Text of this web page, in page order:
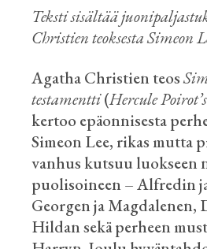
Teksti sisältää
Christien teoksestaSimeon
Agatha Christien teos
testamentti(HerculePoirot’s
kertoo epäonnisesta
Simeon Lee, rikas mutta
vanhus kutsuu luokseen
puolisoineen – Alfredin
Georgenja Magdalenen,
Hildan sekä perheen